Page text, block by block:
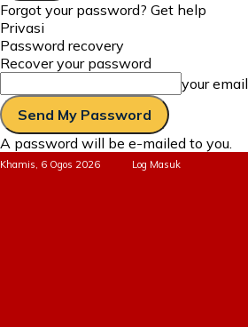
Forgot your password? Get help
Privasi
Password recovery
Recover your password
your email
A password will be e-mailed to you.
Khamis, 6 Ogos 2026 Log Masuk